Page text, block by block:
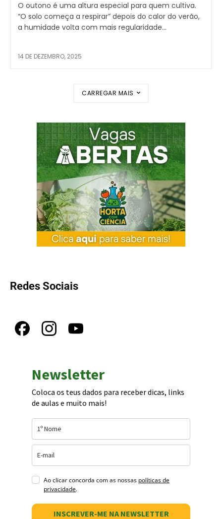
O outono é uma altura especial para quem cultiva.
“O solo começa a respirar” depois do calor do verão,
a humidade volta com mais regularidade...
14 DE DEZEMBRO, 2025
CARREGAR MAIS
Redes Sociais
Newsletter
Coloca os teus dados para receber dicas, links
de aulas e muito mais!
Ao clicar concorda com as nossas políticas de
privacidade.
INSCREVER-ME NA NEWSLETTER